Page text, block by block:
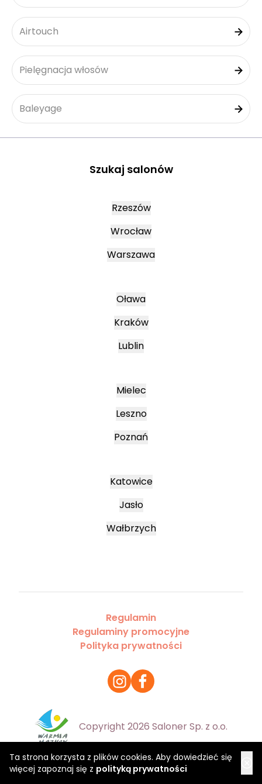
Ta strona korzysta z plików cookies. Aby dowiedzieć się
więcej zapoznaj się z polityką prywatności
Airtouch
Pielęgnacja włosów
Baleyage
Szukaj salonów
Rzeszów
Wrocław
Warszawa
Oława
Kraków
Lublin
Mielec
Leszno
Poznań
Katowice
Jasło
Wałbrzych
Regulamin
Regulaminy promocyjne
Polityka prywatności
Copyright 2026 Saloner Sp. z o.o.